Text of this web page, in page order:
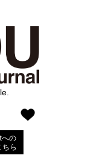
の
ら